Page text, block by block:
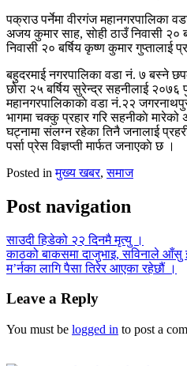
पक्राउ पर्नेमा वीरगंज महानगरपालिका
अजय कुमार साह, साेही ठाउँ निवासी २०
निवासी २० बर्षिय कृष्ण कुमार गुप्तालाई
बहुदरमाई नगरपालिका वडा नं. ७ बस्ने
छोरा २५ बर्षिय सुरेन्द्र सहनीलाई
महानगरपालिकाकाे वडा नं.२२
भागमा चक्कु प्रहार गरि सहनीकाे
घट्नामा संलग्न रहेका तिनै जनालाई
पर्सा प्रेस विज्ञप्ती मार्फत जनाएकाे छ ।
Posted inमुख्य खबर,समाज
Post navigation
साउदी हिडेको २२ दिनमै मृत्यु ।
काठको बाकसमा दाजुभाइ, सविनाले आँसु
म’र्नका लागि पैसा तिरेर आएका रहेछौं ।
Leave a Reply
You must be logged in to post a